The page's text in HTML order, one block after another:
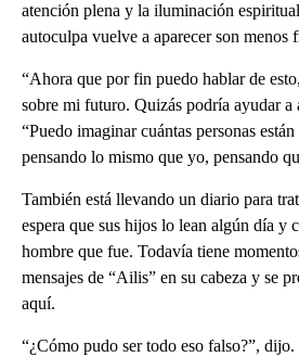
atención plena y la iluminación
autoculpa vuelve a aparecer son menos
“Ahora que por fin puedo hablar de
sobre mi futuro. Quizás podría ayudar a
“Puedo imaginar cuántas personas
pensando lo mismo que yo, pensando
También está llevando un diario para
espera que sus hijos lo lean algún día y
hombre que fue. Todavía tiene
mensajes de “Ailis” en su cabeza y se
aquí.
“¿Cómo pudo ser todo eso falso?”,